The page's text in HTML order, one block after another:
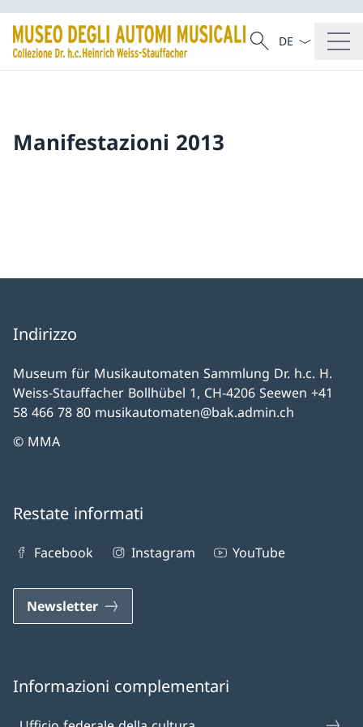
Cercare
Ricerca
Dal menu a
Manifestazioni 2013
Indirizzo
Museum für Musikautomaten Sammlung Dr. h.c. H.
Weiss-Stauffacher Bollhübel 1, CH-4206 Seewen +41
58 466 78 80 musikautomaten@bak.admin.ch
© MMA
Restate informati
Facebook Instagram YouTube
Newsletter
Informazioni complementari